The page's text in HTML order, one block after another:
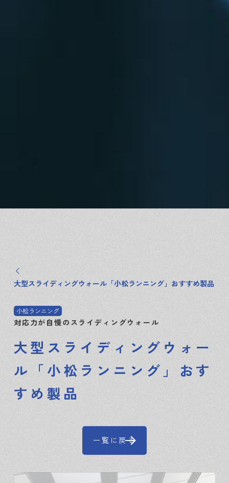
大型スライディングウォール「小松ランニング」おすすめ製品
小松ランニング
対応力が自慢のスライディングウォール
大型スライディングウォー
ル「小松ランニング」おす
すめ製品
一覧に戻る